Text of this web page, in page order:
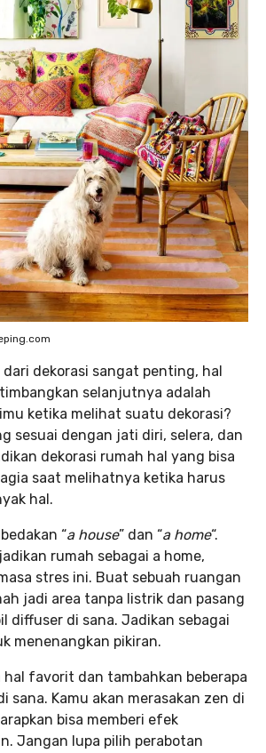
dekorasi sangat penting, hal
selanjutnya adalah
ketika melihat suatu dekorasi?
sesuai dengan jati diri, selera, dan
dekorasi rumah hal yang bisa
saat melihatnya ketika harus
hal.
“a house” dan “a home“.
rumah sebagai a home,
stres ini. Buat sebuah ruangan
jadi area tanpa listrik dan pasang
diffuser di sana. Jadikan sebagai
menenangkan pikiran.
hal favorit dan tambahkan beberapa
sana. Kamu akan merasakan zen di
bisa memberi efek
Jangan lupa pilih perabotan